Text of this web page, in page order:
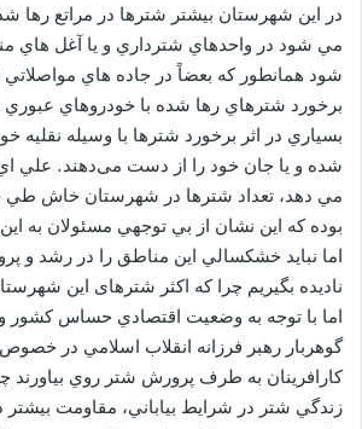
در اين شهرستان بيشتر شترها در مراتع رها
مي شود در واحدهاي شترداري و يا آغل هاي
شود همانطور كه بعضاً در جاده هاي
برخورد شترهاي رها شده با خودروهاي عبوري
بسياري در اثر برخورد شترها با وسیله نقلیه
شده و یا جان خود را از دست می‌دهند. علي
مي دهد، تعداد شترها در شهرستان خاش طي
بوده كه اين نشان از بي توجهي مسئولان به
اما نبايد خشكسالي اين مناطق را در رشد و
ناديده بگيريم چرا كه اكثر شترهای اين
اما با توجه به وضعيت اقتصادي حساس كشور
گوهربار رهبر فرزانه انقلاب اسلامي در خصوص
كارافرينان به طرف پرورش شتر روي بياورند
زندگي شتر در شرايط بياباني، مقاومت بيشتر